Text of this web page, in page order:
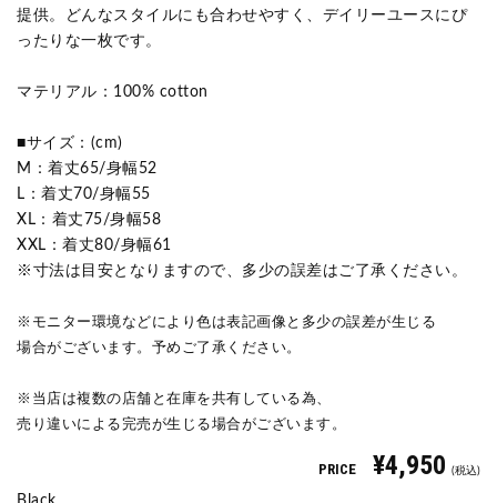
提供。どんなスタイルにも合わせやすく、デイリーユースにぴ
ったりな一枚です。
マテリアル：100% cotton
■サイズ：(cm)
M：着丈65/身幅52
L：着丈70/身幅55
XL：着丈75/身幅58
XXL：着丈80/身幅61
※寸法は目安となりますので、多少の誤差はご了承ください。
※モニター環境などにより色は表記画像と多少の誤差が生じる
場合がございます。予めご了承ください。
※当店は複数の店舗と在庫を共有している為、
売り違いによる完売が生じる場合がございます。
PRICE ¥4,950 (税込)